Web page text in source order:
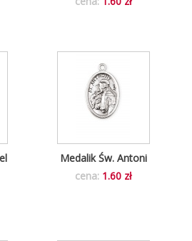
Medalik Św. Antoni
cena: 1.60 zł